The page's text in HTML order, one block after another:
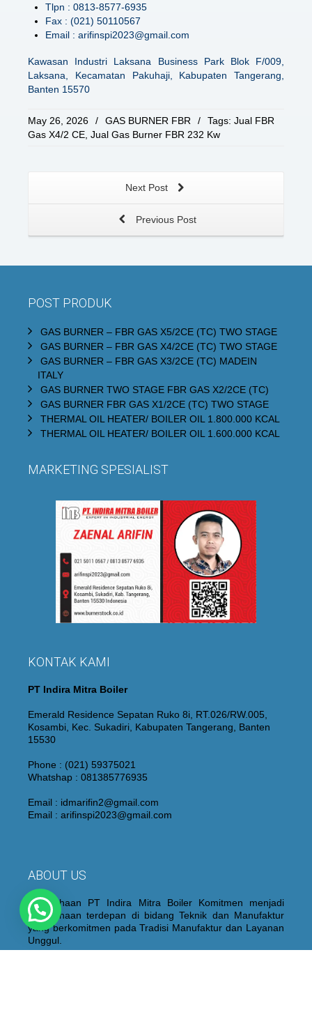
Tlpn : 0813-8577-6935
Fax : (021) 50110567
Email : arifinspi2023@gmail.com
Kawasan Industri Laksana Business Park Blok F/009,
Laksana, Kecamatan Pakuhaji, Kabupaten Tangerang,
Banten 15570
May 26, 2026 / GAS BURNER FBR / Tags: Jual FBR
Gas X4/2 CE Jual Gas Burner FBR 232 Kw
Next Post
Previous Post
POST PRODUK
GAS BURNER – FBR GAS X5/2CE (TC) TWO STAGE
GAS BURNER – FBR GAS X4/2CE (TC) TWO STAGE
GAS BURNER – FBR GAS X3/2CE (TC) MADEIN
ITALY
GAS BURNER TWO STAGE FBR GAS X2/2CE (TC)
GAS BURNER FBR GAS X1/2CE (TC) TWO STAGE
THERMAL OIL HEATER/ BOILER OIL 1.800.000 KCAL
THERMAL OIL HEATER/ BOILER OIL 1.600.000 KCAL
MARKETING SPESIALIST
KONTAK KAMI
PT Indira Mitra Boiler
Emerald Residence Sepatan Ruko 8i, RT.026/RW.005,
Kosambi, Kec. Sukadiri, Kabupaten Tangerang, Banten
15530
Phone : (021) 59375021
Whatshap : 081385776935
Email : idmarifin2@gmail.com
Email : arifinspi2023@gmail.com
ABOUT US
Perusahaan PT Indira Mitra Boiler Komitmen menjadi
Perusahaan terdepan di bidang Teknik dan Manufaktur
yang berkomitmen pada Tradisi Manufaktur dan Layanan
Unggul.